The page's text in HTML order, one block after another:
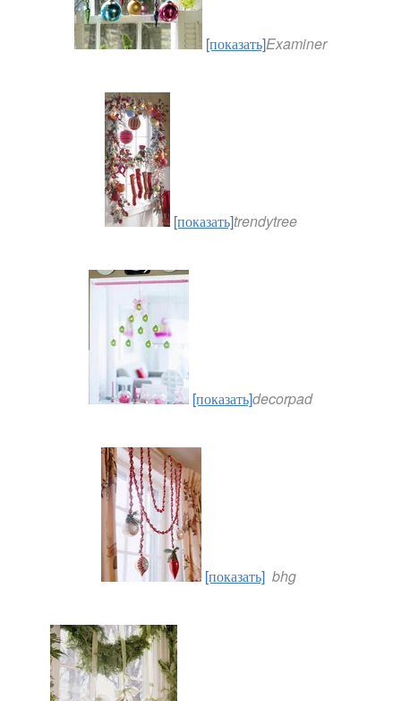
[показать]Examiner
[показать]trendytree
[показать]decorpad
[показать] bhg